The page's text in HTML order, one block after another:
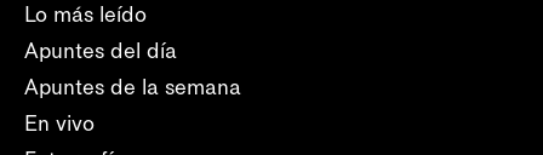
Lo más leído
Apuntes del día
Apuntes de la semana
En vivo